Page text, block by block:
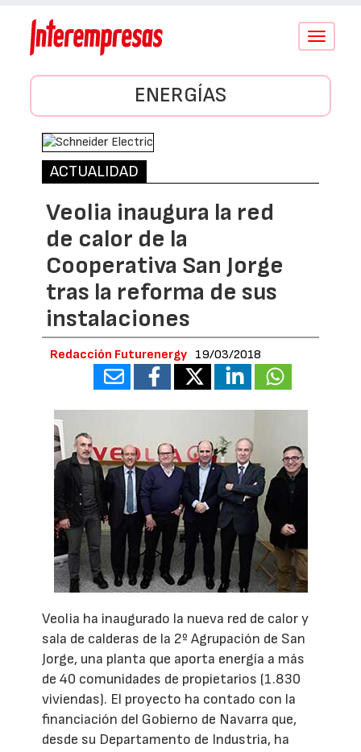
Conmutar
ENERGÍAS
ACTUALIDAD
Veolia inaugura la red
de calor de la
Cooperativa San Jorge
tras la reforma de sus
instalaciones
Redacción Futurenergy 19/03/2018
Veolia ha inaugurado la nueva red de calor y
sala de calderas de la 2º Agrupación de San
Jorge, una planta que aporta energía a más
de 40 comunidades de propietarios (1.830
viviendas). El proyecto ha contado con la
financiación del Gobierno de Navarra que,
desde su Departamento de Industria, ha